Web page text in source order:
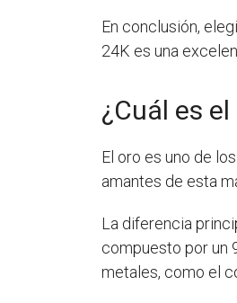
En conclusión,
24K es una
¿Cuál es
El oro es uno de
amantes de esta
La diferencia
compuesto por un
metales, como el